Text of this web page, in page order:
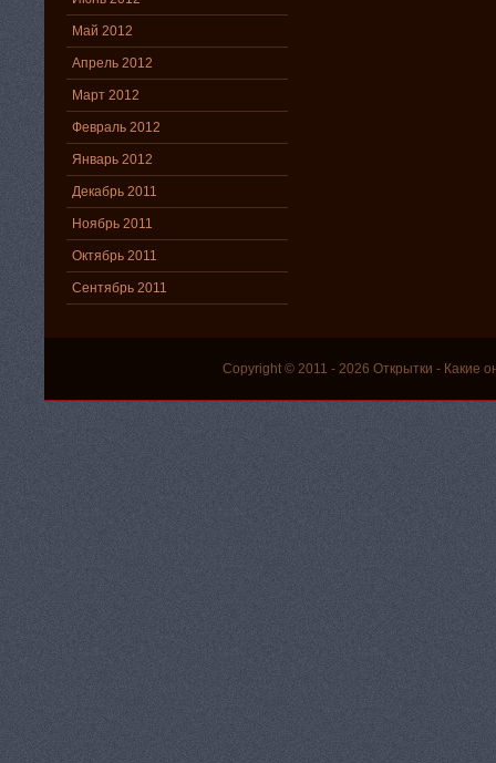
Май 2012
Апрель 2012
Март 2012
Февраль 2012
Январь 2012
Декабрь 2011
Ноябрь 2011
Октябрь 2011
Сентябрь 2011
Copyright © 2011 - 2026 Открытки - Какие